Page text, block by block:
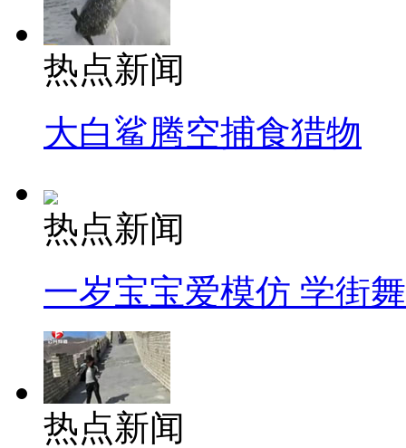
热点新闻
大白鲨腾空捕食猎物
热点新闻
一岁宝宝爱模仿 学街
热点新闻